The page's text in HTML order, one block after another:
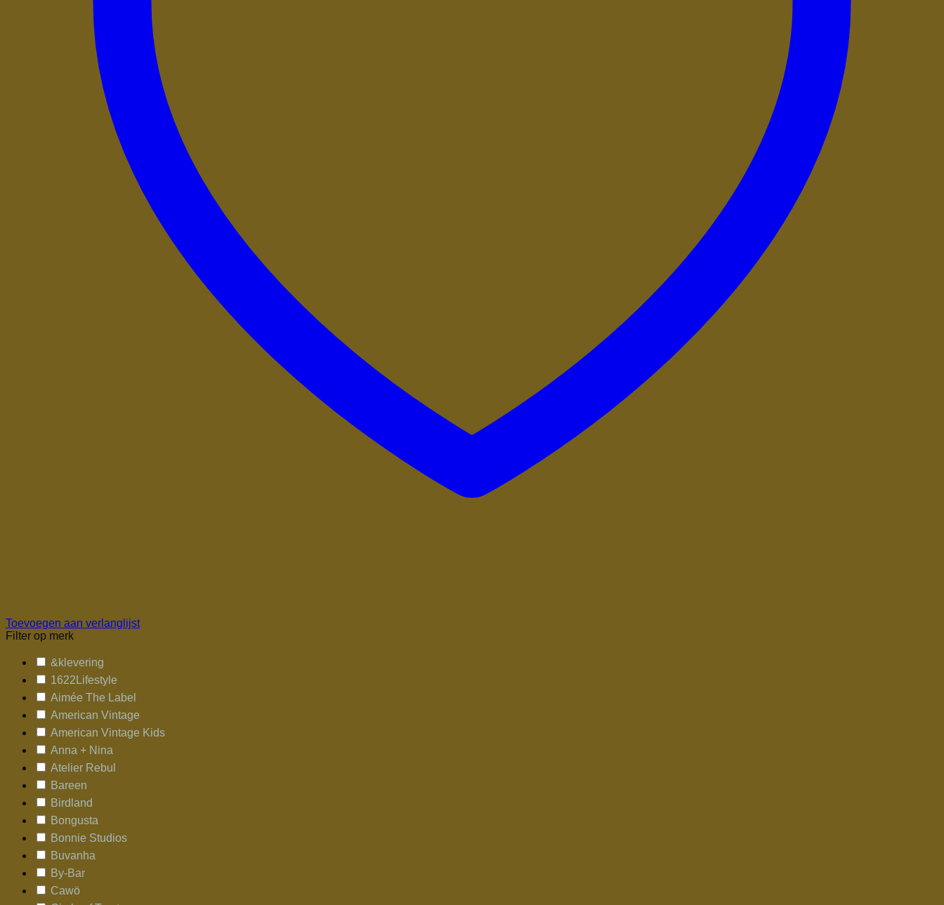
Toevoegen aan verlanglijst
Filter op merk
&klevering
1622Lifestyle
Aimée The Label
American Vintage
American Vintage Kids
Anna + Nina
Atelier Rebul
Bareen
Birdland
Bongusta
Bonnie Studios
Buvanha
By-Bar
Cawö